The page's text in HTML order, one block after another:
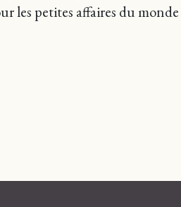
les petites affaires du